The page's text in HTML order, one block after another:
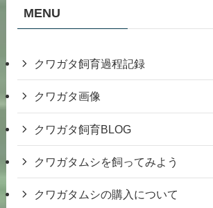
MENU
クワガタ飼育過程記録
クワガタ画像
クワガタ飼育BLOG
クワガタムシを飼ってみよう
クワガタムシの購入について